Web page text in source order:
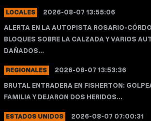
LOCALES
2026-08-07 13:55:06
ALERTA EN LA AUTOPISTA ROSARIO-
BLOQUES SOBRE LA CALZADA Y VARIOS
DAÑADOS...
REGIONALES
2026-08-07 13:53:36
BRUTAL ENTRADERA EN FISHERTON:
FAMILIA Y DEJARON DOS HERIDOS...
ESTADOS UNIDOS
2026-08-07 07:00:31